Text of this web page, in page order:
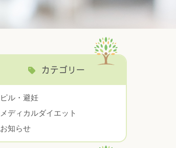
カテゴリー
ピル・避妊
メディカルダイエット
お知らせ